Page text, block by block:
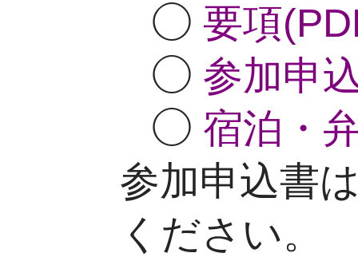
◯ 要項
◯ 参加申
◯ 宿泊・
参加申込書
ください。